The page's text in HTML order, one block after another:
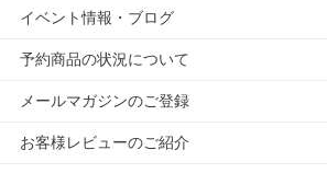
イベント情報・ブログ
予約商品の状況について
メールマガジンのご登録
お客様レビューのご紹介